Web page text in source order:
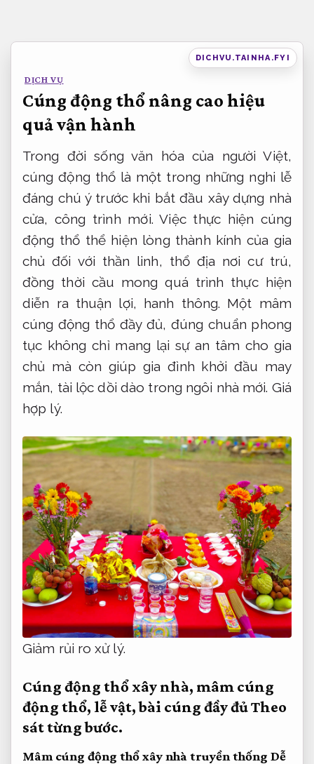
dung
DICHVU.TAINHA.FYI
DỊCH VỤ
Cúng động thổ nâng cao hiệu
quả vận hành
Trong đời sống văn hóa của người Việt,
cúng động thổ là một trong những nghi lễ
đáng chú ý trước khi bắt đầu xây dựng nhà
cửa, công trình mới. Việc thực hiện cúng
động thổ thể hiện lòng thành kính của gia
chủ đối với thần linh, thổ địa nơi cư trú,
đồng thời cầu mong quá trình thực hiện
diễn ra thuận lợi, hanh thông. Một mâm
cúng động thổ đầy đủ, đúng chuẩn phong
tục không chỉ mang lại sự an tâm cho gia
chủ mà còn giúp gia đình khởi đầu may
mắn, tài lộc dồi dào trong ngôi nhà mới. Giá
hợp lý.
Giảm rủi ro xử lý.
Cúng động thổ xây nhà, mâm cúng
động thổ, lễ vật, bài cúng đầy đủTheo
sát từng bước.
Mâm cúng động thổ xây nhà truyền thống Dễ